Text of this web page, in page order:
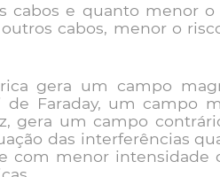
cabos e quanto menor
cabos, menor o
gera um campo
Faraday, um campo
gera um campo
das interferências
com menor intensidade